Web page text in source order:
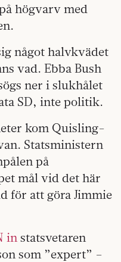
högvarv med
något halvkvädet
vad. Ebba Bush
ner i slukhålet
SD, inte politik.
kom Quisling-
Statsministern
på
mål vid det här
för att göra Jimmie
in statsvetaren
som ”expert” –